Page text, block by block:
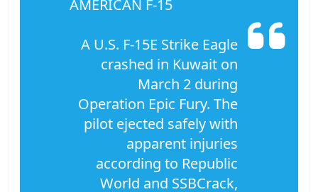
AMERICAN F-15
A U.S. F-15E Strike Eagle
crashed in Kuwait on
March 2 during
Operation Epic Fury. The
pilot ejected safely with
apparent injuries
according to Republic
World and SSBCrack,